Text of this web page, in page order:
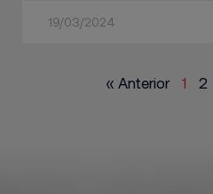
19/03/2024
« Anterior 1 2